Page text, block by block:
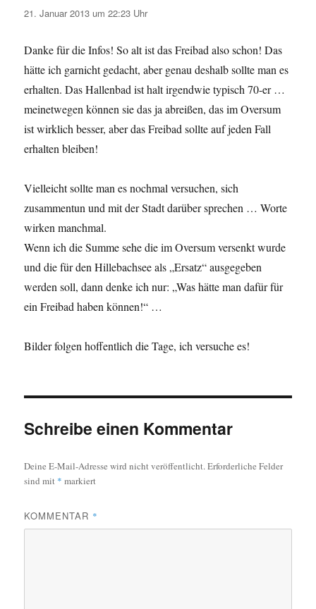
21. Januar 2013 um 22:23 Uhr
Danke für die Infos! So alt ist das Freibad also schon! Das
hätte ich garnicht gedacht, aber genau deshalb sollte man es
erhalten. Das Hallenbad ist halt irgendwie typisch 70-er …
meinetwegen können sie das ja abreißen, das im Oversum
ist wirklich besser, aber das Freibad sollte auf jeden Fall
erhalten bleiben!
Vielleicht sollte man es nochmal versuchen, sich
zusammentun und mit der Stadt darüber sprechen … Worte
wirken manchmal.
Wenn ich die Summe sehe die im Oversum versenkt wurde
und die für den Hillebachsee als „Ersatz“ ausgegeben
werden soll, dann denke ich nur: „Was hätte man dafür für
ein Freibad haben können!“ …
Bilder folgen hoffentlich die Tage, ich versuche es!
Schreibe einen Kommentar
Deine E-Mail-Adresse wird nicht veröffentlicht.Erforderliche Felder
sind mit * markiert
KOMMENTAR *